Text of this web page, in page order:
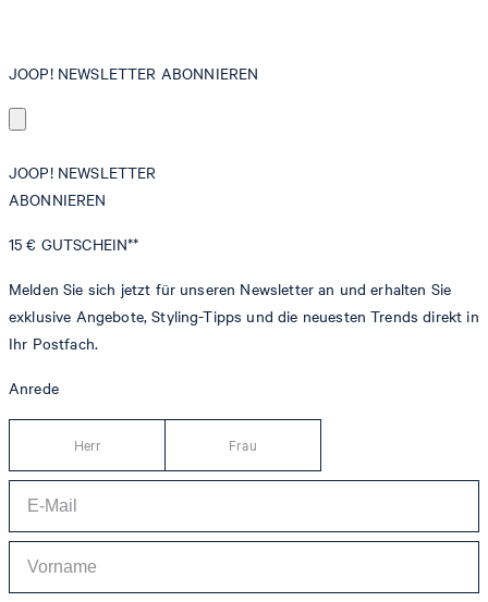
JOOP! NEWSLETTER ABONNIEREN
JOOP! NEWSLETTER
ABONNIEREN
15 € GUTSCHEIN**
Melden Sie sich jetzt für unseren Newsletter an und erhalten Sie
exklusive Angebote, Styling-Tipps und die neuesten Trends direkt in
Ihr Postfach.
Anrede
Herr Frau